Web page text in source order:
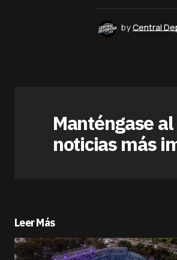
byCentral
Manténgase
noticias más
Leer Más